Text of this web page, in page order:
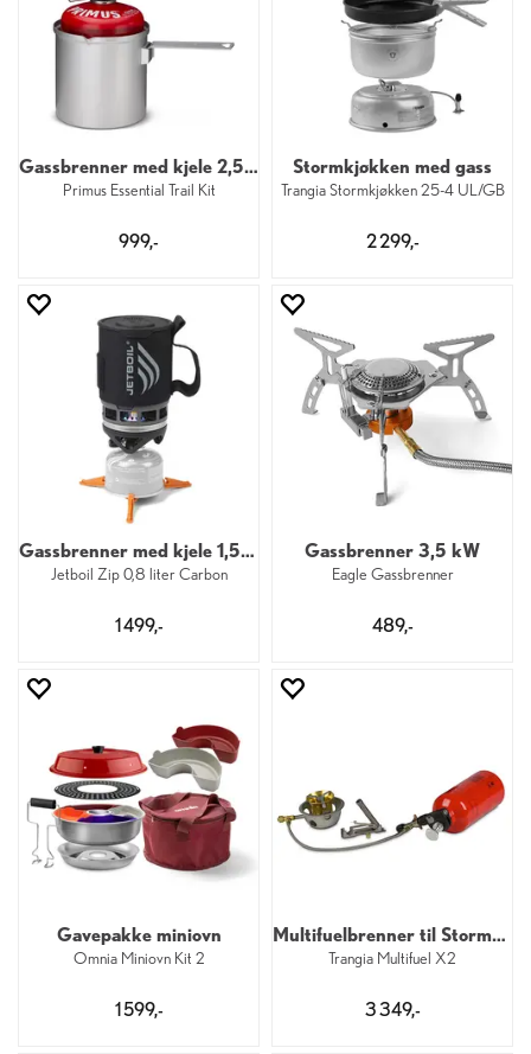
Gassbrenner med kjele 2,5 kW
Primus Essential Trail Kit
999,-
Stormkjøkken med gass
Trangia Stormkjøkken 25-4 UL/GB
2 299,-
Gassbrenner med kjele 1,5 kW
Jetboil Zip 0,8 liter Carbon
1 499,-
Gassbrenner 3,5 kW
Eagle Gassbrenner
489,-
Gavepakke miniovn
Omnia Miniovn Kit 2
1 599,-
Multifuelbrenner til Stormkjøkken 2,5 kW
Trangia Multifuel X2
3 349,-